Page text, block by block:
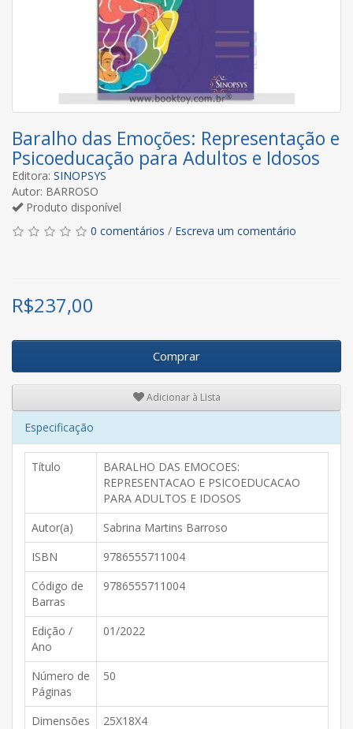
Baralho das Emoções: Representação e
Psicoeducação para Adultos e Idosos
Editora: SINOPSYS
Autor: BARROSO
Produto disponível
0 comentários / Escreva um comentário
R$237,00
Comprar
Adicionar à Lista
Especificação
Título
BARALHO DAS EMOCOES:
REPRESENTACAO E PSICOEDUCACAO
PARA ADULTOS E IDOSOS
Autor(a)
Sabrina Martins Barroso
ISBN
9786555711004
Código de
Barras
9786555711004
Edição /
Ano
01/2022
Número de
Páginas
50
Dimensões
25X18X4